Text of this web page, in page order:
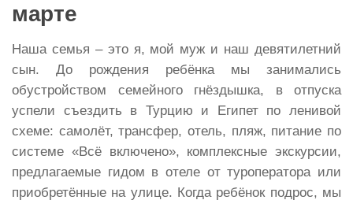
марте
Наша семья – это я, мой муж и наш девятилетний
сын. До рождения ребёнка мы занимались
обустройством семейного гнёздышка, в отпуска
успели съездить в Турцию и Египет по ленивой
схеме: самолёт, трансфер, отель, пляж, питание по
системе «Всё включено», комплексные экскурсии,
предлагаемые гидом в отеле от туроператора или
приобретённые на улице. Когда ребёнок подрос, мы